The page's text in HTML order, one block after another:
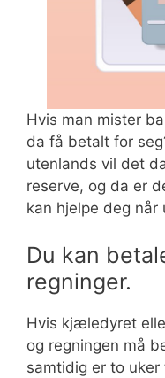
Hvis man mister
da få betalt for
utenlands vil det
reserve, og da er
kan hjelpe deg når
Du kan
regninger.
Hvis kjæledyret
og regningen må
samtidig er to uker